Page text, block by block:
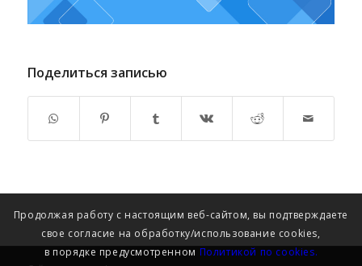
Поделиться записью
Продолжая работу с настоящим веб-сайтом, вы подтверждаете
свое согласие на обработку/использование cookies,
в порядке предусмотренном Политикой по cookies.